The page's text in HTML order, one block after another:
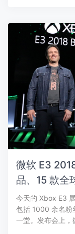
微软 E3
品、15 款全
今天的 Xbox E3
包括 1000 余名粉
一堂。发布会上